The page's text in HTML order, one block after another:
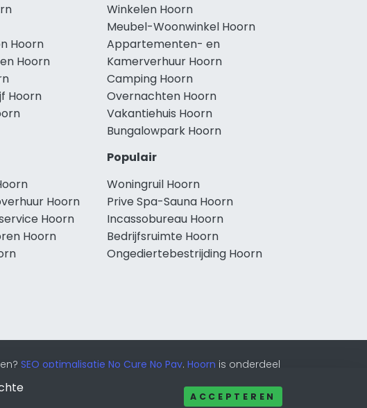
Hoorn
Hoorn
Hoorn
Winkelen Hoorn
Meubel-Woonwinkel Hoorn
Appartementen- en
Kamerverhuur Hoorn
Camping Hoorn
Overnachten Hoorn
Vakantiehuis Hoorn
Bungalowpark Hoorn
Hoorn
Hoorn
Hoorn
Populair
Woningruil Hoorn
Prive Spa-Sauna Hoorn
Incassobureau Hoorn
Bedrijfsruimte Hoorn
Ongediertebestrijding Hoorn
SEO optimalisatie No Cure No Pay. Hoorn is onderdeel
ACCEPTEREN